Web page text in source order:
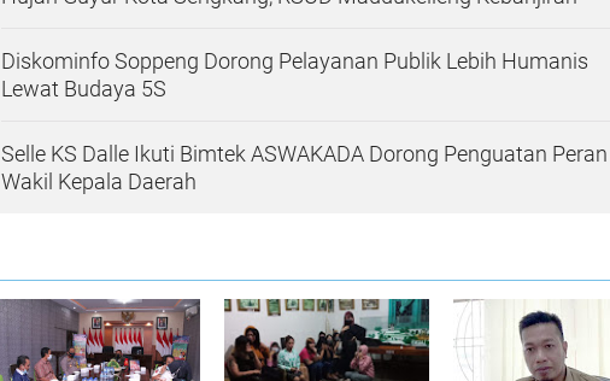
Diskominfo Soppeng Dorong Pelayanan Publik Lebih Humanis
Lewat Budaya 5S
Selle KS Dalle Ikuti Bimtek ASWAKADA Dorong Penguatan Peran
Wakil Kepala Daerah